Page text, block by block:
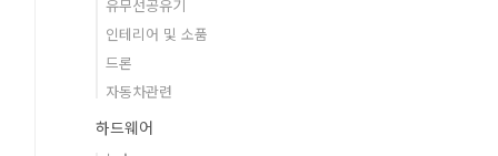
유무선공유기
인테리어 및 소품
드론
자동차관련
하드웨어